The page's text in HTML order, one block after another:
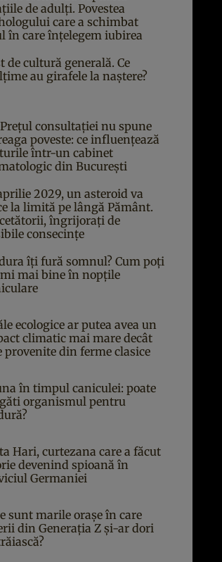
de adulți. Povestea
care a schimbat
în care înțelegem iubirea
de cultură generală. Ce
au girafele la naștere?
consultației nu spune
poveste: ce influențează
într-un cabinet
din București
2029, un asteroid va
la limită pe lângă Pământ.
îngrijorați de
consecințe
îți fură somnul? Cum poți
mai bine în nopțile
ecologice ar putea avea un
climatic mai mare decât
provenite din ferme clasice
în timpul caniculei: poate
organismul pentru
Hari, curtezana care a făcut
devenind spioană în
Germaniei
sunt marile orașe în care
din Generația Z și-ar dori